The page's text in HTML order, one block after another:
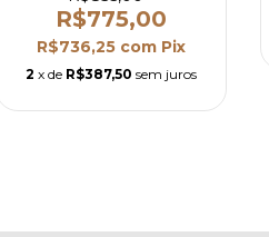
R$775,00
R$736,25 com Pix
2 x de R$387,50 sem juros